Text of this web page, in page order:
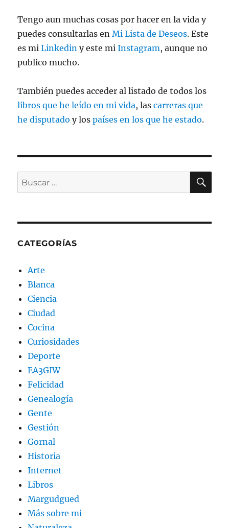
Tengo aun muchas cosas por hacer en la vida y
puedes consultarlas enMi Lista de Deseos. Este
es miLinkedin y este miInstagram, aunque no
publico mucho.
También puedes acceder al listado de todos los
libros que he leído en mi vida, lascarreras que
he disputado y lospaíses en los que he estado.
Buscar
por:
CATEGORÍAS
Arte
Blanca
Ciencia
Ciudad
Cocina
Curiosidades
Deporte
EA3GIW
Felicidad
Genealogía
Gente
Gestión
Gornal
Historia
Internet
Libros
Margudgued
Más sobre mi